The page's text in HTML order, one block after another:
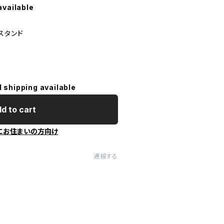
タンド
shipping available
to cart
お住まいの方向け
通報する